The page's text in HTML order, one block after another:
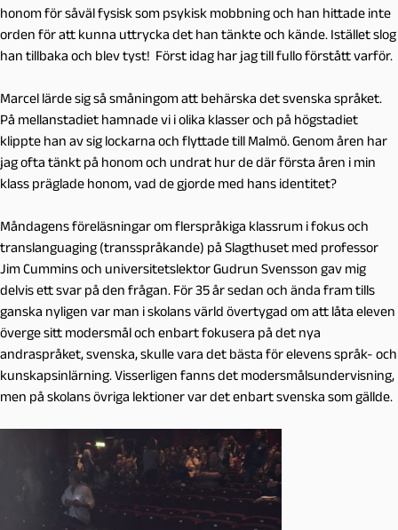
honom för såväl fysisk som psykisk mobbning och han hittade inte
orden för att kunna uttrycka det han tänkte och kände. Istället slog
han tillbaka och blev tyst! Först idag har jag till fullo förstått varför.
Marcel lärde sig så småningom att behärska det svenska språket.
På mellanstadiet hamnade vi i olika klasser och på högstadiet
klippte han av sig lockarna och flyttade till Malmö. Genom åren har
jag ofta tänkt på honom och undrat hur de där första åren i min
klass präglade honom, vad de gjorde med hans identitet?
Måndagens föreläsningar om flerspråkiga klassrum i fokus och
translanguaging (transspråkande) på Slagthuset med professor
Jim Cummins och universitetslektor Gudrun Svensson gav mig
delvis ett svar på den frågan. För 35 år sedan och ända fram tills
ganska nyligen var man i skolans värld övertygad om att låta eleven
överge sitt modersmål och enbart fokusera på det nya
andraspråket, svenska, skulle vara det bästa för elevens språk- och
kunskapsinlärning. Visserligen fanns det modersmålsundervisning,
men på skolans övriga lektioner var det enbart svenska som gällde.